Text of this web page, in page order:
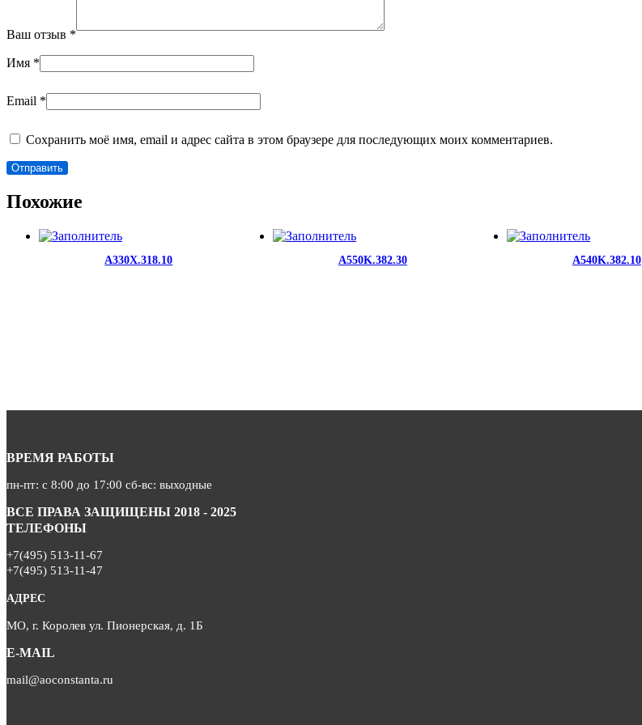
Ваш отзыв *
Имя *
Email *
Сохранить моё имя, email и адрес сайта в этом браузере для последующих моих комментариев.
Похожие
A330X.318.10 A550K.382.30 A540K.382.10
ВРЕМЯ РАБОТЫ
пн-пт: с 8:00 до 17:00 сб-вс: выходные
ВСЕ ПРАВА ЗАЩИЩЕНЫ 2018 - 2025
ТЕЛЕФОНЫ
+7(495) 513-11-67
+7(495) 513-11-47
АДРЕС
МО, г. Королев ул. Пионерская, д. 1Б
E-MAIL
mail@aoconstanta.ru